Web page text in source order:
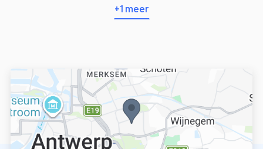
+1 meer